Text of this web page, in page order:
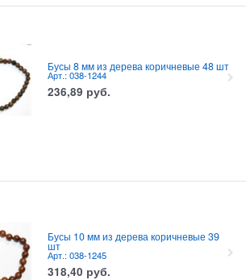
Бусы 8 мм из дерева коричневые 48 шт
Арт.: 038-1244
236,89 руб.
Бусы 10 мм из дерева коричневые 39
шт
Арт.: 038-1245
318,40 руб.